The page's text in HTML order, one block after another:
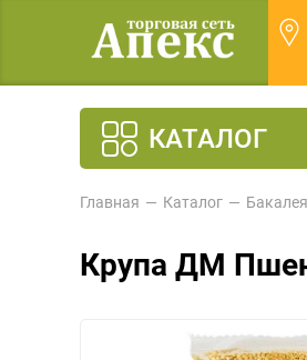
КАТАЛОГ
Главная Каталог Бакалея
Крупа ДМ